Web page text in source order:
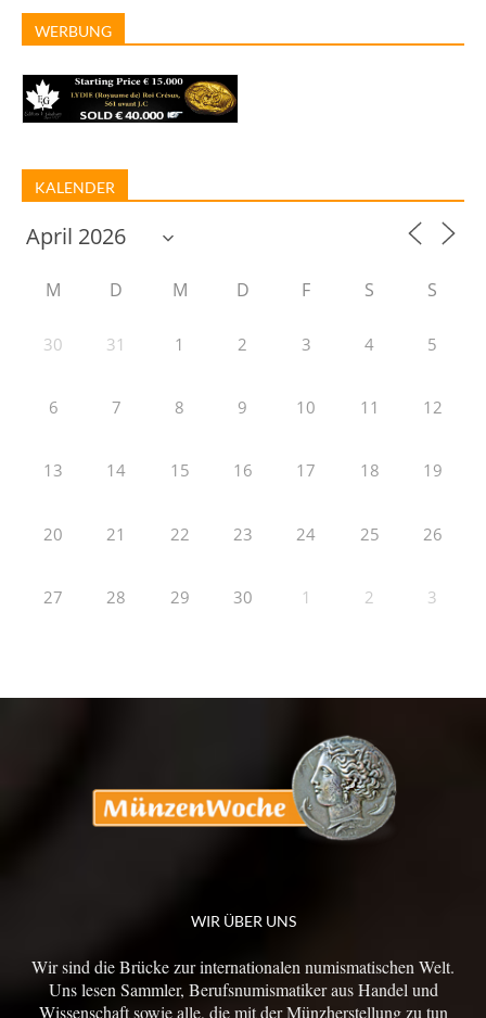
WERBUNG
KALENDER
M D M D F S S
30 31 1 2 3 4 5
6 7 8 9 10 11 12
13 14 15 16 17 18 19
20 21 22 23 24 25 26
27 28 29 30 1 2 3
WIR ÜBER UNS
Wir sind die Brücke zur internationalen numismatischen Welt.
Uns lesen Sammler, Berufsnumismatiker aus Handel und
Wissenschaft sowie alle, die mit der Münzherstellung zu tun